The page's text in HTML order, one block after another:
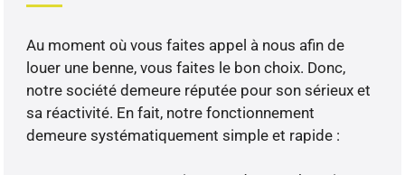
Au moment où vous faites appel à nous afin de
louer une benne, vous faites le bon choix. Donc,
notre société demeure réputée pour son sérieux et
sa réactivité. En fait, notre fonctionnement
demeure systématiquement simple et rapide :